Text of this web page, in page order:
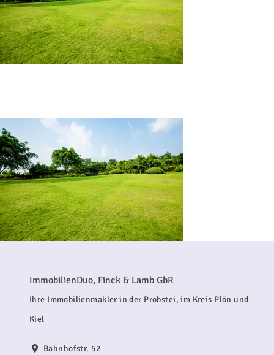
ImmobilienDuo, Finck & Lamb GbR
Ihre Immobilienmakler in der Probstei, im Kreis Plön und
Kiel
Bahnhofstr. 52